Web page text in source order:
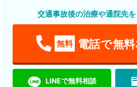
交通事故後の治療や通院先を
無料 電話で無
LINEで無料相談